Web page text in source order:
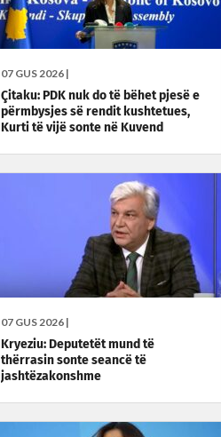
07 GUS 2026 |
Çitaku: PDK nuk do të bëhet pjesë e
përmbysjes së rendit kushtetues,
Kurti të vijë sonte në Kuvend
07 GUS 2026 |
Kryeziu: Deputetët mund të
thërrasin sonte seancë të
jashtëzakonshme